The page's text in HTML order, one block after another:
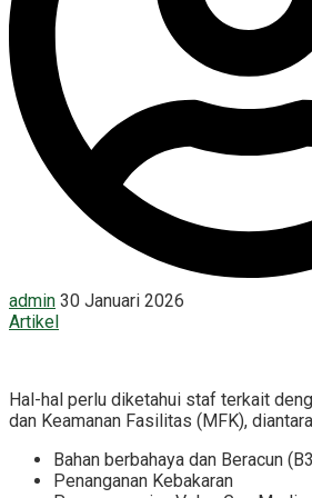
admin 30 Januari 2026
Artikel
Hal-hal perlu diketahui staf terkait
dan Keamanan Fasilitas (MFK),
Bahan berbahaya dan Beracun
Penanganan Kebakaran